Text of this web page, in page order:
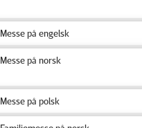
Messe på engelsk
Messe på norsk
Messe på polsk